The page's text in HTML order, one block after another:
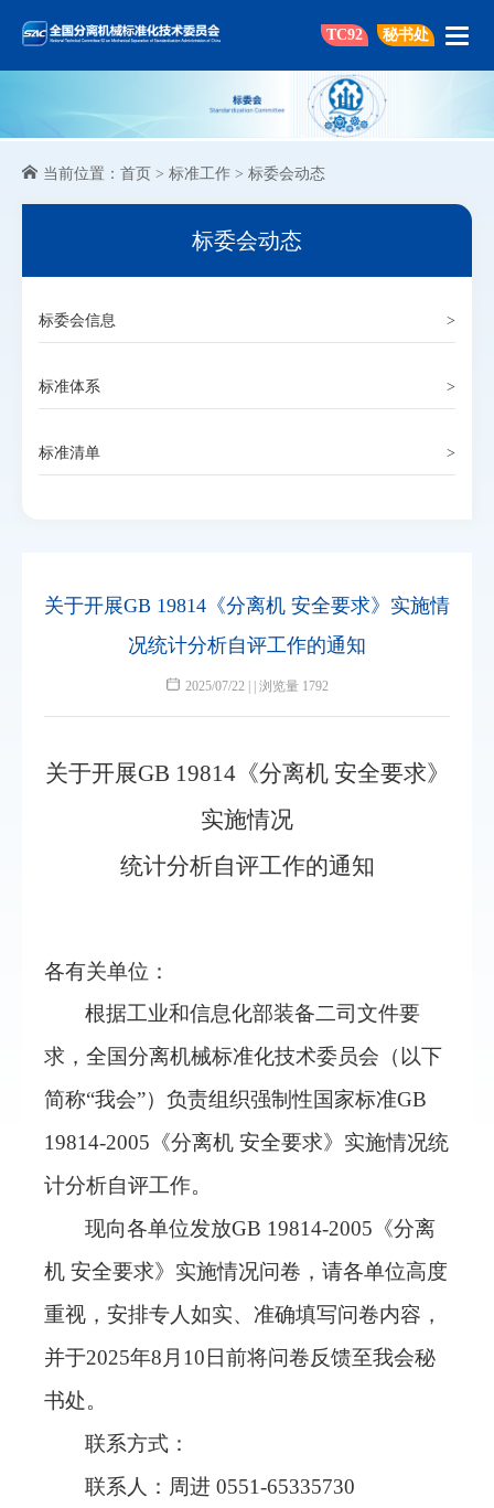
TC92 秘书处
当前位置： 首页 > 标准工作 > 标委会动态
标委会动态
标委会信息 >
标准体系 >
标准清单 >
关于开展GB 19814《分离机 安全要求》实施情
况统计分析自评工作的通知
2025/07/22 | | 浏览量 1792
关于开展GB 19814《分离机 安全要求》
实施情况
统计分析自评工作的通知
各有关单位：
根据工业和信息化部装备二司文件要
求，全国分离机械标准化技术委员会（以下
简称“我会”）负责组织强制性国家标准GB
19814-2005《分离机 安全要求》实施情况统
计分析自评工作。
现向各单位发放GB 19814-2005《分离
机 安全要求》实施情况问卷，请各单位高度
重视，安排专人如实、准确填写问卷内容，
并于2025年8月10日前将问卷反馈至我会秘
书处。
联系方式：
联系人：周进 0551-65335730